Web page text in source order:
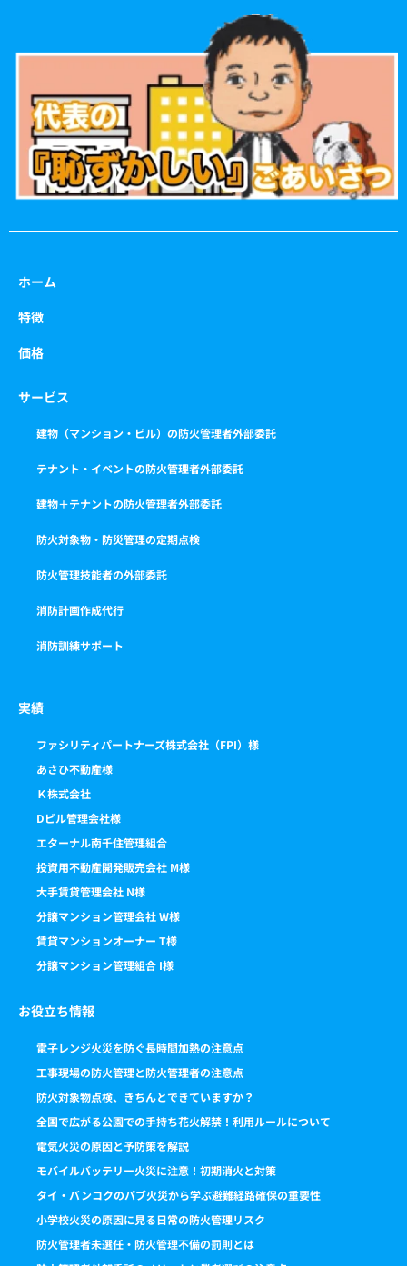
o
k
g
a
m
e
u
b
e
ホーム
特徴
価格
サービス
建物（マンション・ビル）の防火管理者外部委託
テナント・イベントの防火管理者外部委託
建物＋テナントの防火管理者外部委託
防火対象物・防災管理の定期点検
防火管理技能者の外部委託
消防計画作成代行
消防訓練サポート
実績
ファシリティパートナーズ株式会社（FPI）様
あさひ不動産様
Ｋ株式会社
Dビル管理会社様
エターナル南千住管理組合
投資用不動産開発販売会社 M様
大手賃貸管理会社 N様
分譲マンション管理会社 W様
賃貸マンションオーナー T様
分譲マンション管理組合 I様
お役立ち情報
電子レンジ火災を防ぐ長時間加熱の注意点
工事現場の防火管理と防火管理者の注意点
防火対象物点検、きちんとできていますか？
全国で広がる公園での手持ち花火解禁！利用ルールについて
電気火災の原因と予防策を解説
モバイルバッテリー火災に注意！初期消火と対策
タイ・バンコクのパブ火災から学ぶ避難経路確保の重要性
小学校火災の原因に見る日常の防火管理リスク
防火管理者未選任・防火管理不備の罰則とは